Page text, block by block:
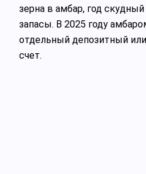
зерна в амбар, год
запасы. В 2025 году
отдельный депозитный
счет.